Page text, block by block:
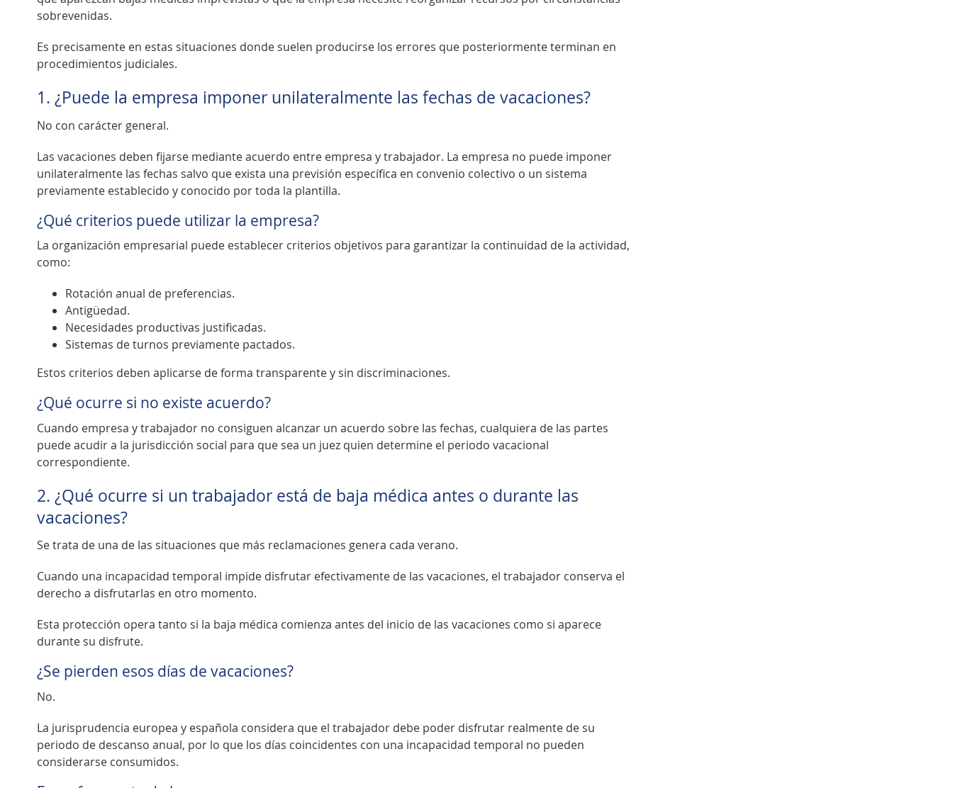
sobrevenidas.
Es precisamente en estas situaciones donde suelen producirse los errores que posteriormente terminan en
procedimientos judiciales.
1. ¿Puede la empresa imponer unilateralmente las fechas de vacaciones?
No con carácter general.
Las vacaciones deben fijarse mediante acuerdo entre empresa y trabajador. La empresa no puede imponer
unilateralmente las fechas salvo que exista una previsión específica en convenio colectivo o un sistema
previamente establecido y conocido por toda la plantilla.
¿Qué criterios puede utilizar la empresa?
La organización empresarial puede establecer criterios objetivos para garantizar la continuidad de la actividad,
como:
Rotación anual de preferencias.
Antigüedad.
Necesidades productivas justificadas.
Sistemas de turnos previamente pactados.
Estos criterios deben aplicarse de forma transparente y sin discriminaciones.
¿Qué ocurre si no existe acuerdo?
Cuando empresa y trabajador no consiguen alcanzar un acuerdo sobre las fechas, cualquiera de las partes
puede acudir a la jurisdicción social para que sea un juez quien determine el periodo vacacional
correspondiente.
2. ¿Qué ocurre si un trabajador está de baja médica antes o durante las
vacaciones?
Se trata de una de las situaciones que más reclamaciones genera cada verano.
Cuando una incapacidad temporal impide disfrutar efectivamente de las vacaciones, el trabajador conserva el
derecho a disfrutarlas en otro momento.
Esta protección opera tanto si la baja médica comienza antes del inicio de las vacaciones como si aparece
durante su disfrute.
¿Se pierden esos días de vacaciones?
No.
La jurisprudencia europea y española considera que el trabajador debe poder disfrutar realmente de su
periodo de descanso anual, por lo que los días coincidentes con una incapacidad temporal no pueden
considerarse consumidos.